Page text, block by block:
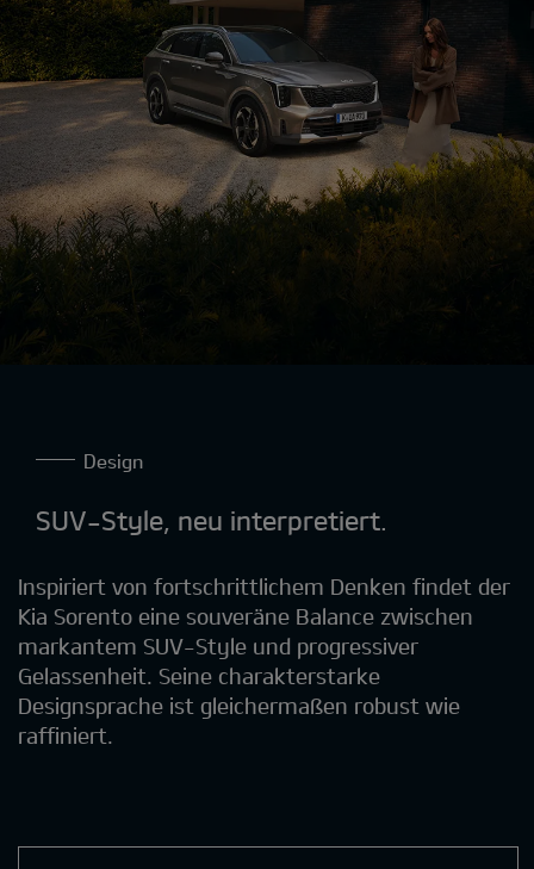
Design
SUV-Style, neu interpretiert.
Inspiriert von fortschrittlichem Denken findet der
Kia Sorento eine souveräne Balance zwischen
markantem SUV-Style und progressiver
Gelassenheit. Seine charakterstarke
Designsprache ist gleichermaßen robust wie
raffiniert.